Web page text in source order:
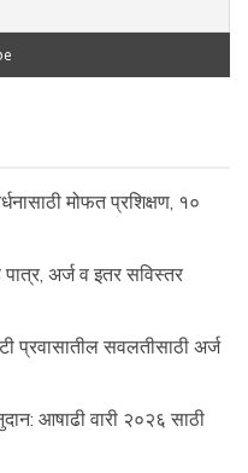
मोफत प्रशिक्षण, १०
अर्ज व इतर सविस्तर
प्रवासातील सवलतीसाठी अर्ज
आषाढी वारी २०२६ साठी